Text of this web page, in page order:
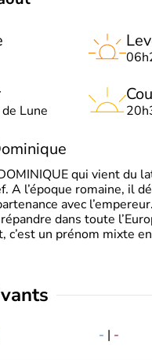
Lune
qui vient du
A l’époque romaine, il
avec
dans toute
c’est un prénom mixte
- | -